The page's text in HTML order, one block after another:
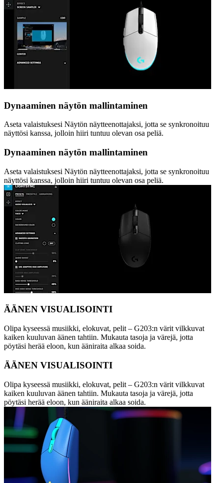
Dynaaminen näytön mallintaminen
Aseta valaistuksesi Näytön näytteenottajaksi, jotta se synkronoituu
näyttösi kanssa, jolloin hiiri tuntuu olevan osa peliä.
Dynaaminen näytön mallintaminen
Aseta valaistuksesi Näytön näytteenottajaksi, jotta se synkronoituu
näyttösi kanssa, jolloin hiiri tuntuu olevan osa peliä.
ÄÄNEN VISUALISOINTI
Olipa kyseessä musiikki, elokuvat, pelit – G203:n värit vilkkuvat
kaiken kuuluvan äänen tahtiin. Mukauta tasoja ja värejä, jotta
pöytäsi herää eloon, kun ääniraita alkaa soida.
ÄÄNEN VISUALISOINTI
Olipa kyseessä musiikki, elokuvat, pelit – G203:n värit vilkkuvat
kaiken kuuluvan äänen tahtiin. Mukauta tasoja ja värejä, jotta
pöytäsi herää eloon, kun ääniraita alkaa soida.